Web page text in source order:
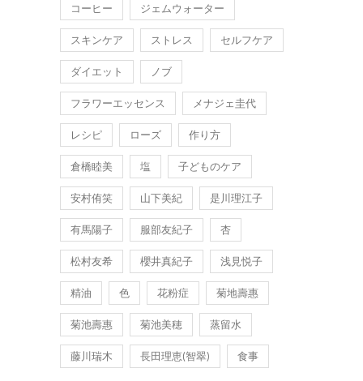
コーヒー ジェムウォーター
スキンケア ストレス セルフケア
ダイエット ノブ
フラワーエッセンス メナジェ圭代
レシピ ローズ 作り方
倉橋睦美 塩 子どものケア
安村侑笑 山下美紀 是川理江子
有馬陽子 服部友紀子 杏
松村友希 櫻井真紀子 浅見悦子
精油 色 花粉症 菊地壽惠
菊池壽惠 菊池美穂 蒸留水
藤川瑞木 長田理恵(智翠) 食事